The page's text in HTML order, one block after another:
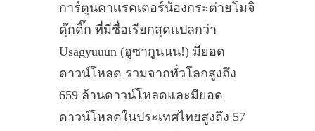
การ์ตูนคาเเรคเตอร์น้องกระต่ายโมจิ
ดุ๊กดิ๊ก ที่มีชื่อเรียกสุดเเปลกว่า
Usagyuuun (อูซากูนนน!) มียอด
ดาวน์โหลด รวมจากทั่วโลกสูงถึง
659 ล้านดาวน์โหลดและมียอด
ดาวน์โหลดในประเทศไทยสูงถึง 57